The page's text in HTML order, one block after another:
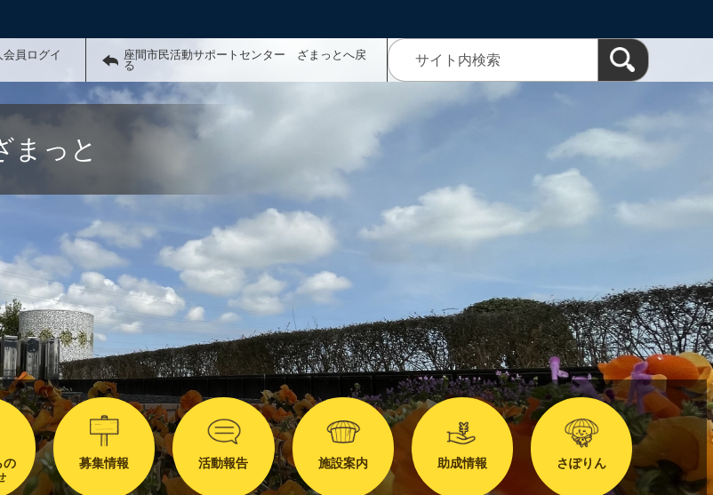
会員ログイ
座間市民活動サポートセンター ざまっとへ戻
る
まっと
の 募集情報 活動報告 施設案内 助成情報 さぽりん